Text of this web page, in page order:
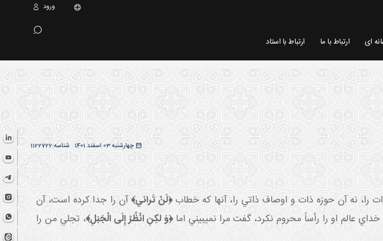
ورود
ای ارتباط با ما ارتباط با استاد
چهارشنبه 03 اسفند 1401 1122722شناسه:
را، نه آن حوزه ذات و اوصاف ذاتي را، آنها که خطاب﴿لَنْ تَراني﴾آن را جدا کرده است، آن
عالم او را رأساً محروم نکرد، گفت مرا نمي بيني اما﴿وَ لكِنِ انْظُرْ إِلَى الْجَبَلِ﴾، تجلي من را